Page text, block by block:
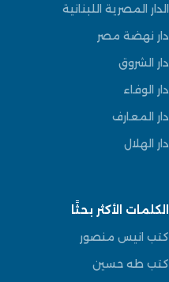
الدار المصرية اللبنانية
دار نهضة مصر
دار الشروق
دار الوفاء
دار المعارف
دار الهلال
الكلمات الأكثر بحثًا
كتب انيس منصور
كتب طه حسين